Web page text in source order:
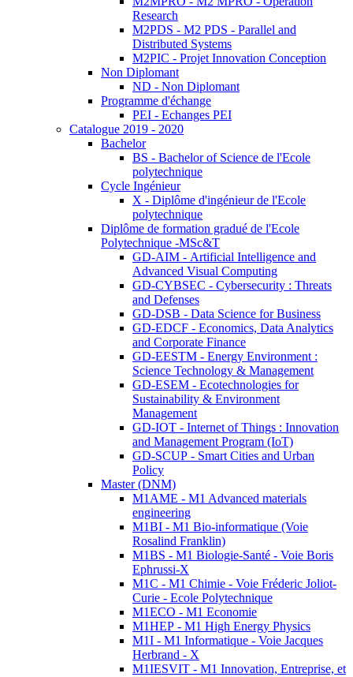
Research
M2PDS - M2 PDS - Parallel and
Distributed Systems
M2PIC - Projet Innovation Conception
Non Diplomant
ND - Non Diplomant
Programme d'échange
PEI - Echanges PEI
Catalogue 2019 - 2020
Bachelor
BS - Bachelor of Science de l'Ecole
polytechnique
Cycle Ingénieur
X - Diplôme d'ingénieur de l'Ecole
polytechnique
Diplôme de formation gradué de l'Ecole
Polytechnique -MSc&T
GD-AIM - Artificial Intelligence and
Advanced Visual Computing
GD-CYBSEC - Cybersecurity : Threats
and Defenses
GD-DSB - Data Science for Business
GD-EDCF - Economics, Data Analytics
and Corporate Finance
GD-EESTM - Energy Environment :
Science Technology & Management
GD-ESEM - Ecotechnologies for
Sustainability & Environment
Management
GD-IOT - Internet of Things : Innovation
and Management Program (IoT)
GD-SCUP - Smart Cities and Urban
Policy
Master (DNM)
M1AME - M1 Advanced materials
engineering
M1BI - M1 Bio-informatique (Voie
Rosalind Franklin)
M1BS - M1 Biologie-Santé - Voie Boris
Ephrussi-X
M1C - M1 Chimie - Voie Fréderic Joliot-
Curie - Ecole Polytechnique
M1ECO - M1 Economie
M1HEP - M1 High Energy Physics
M1I - M1 Informatique - Voie Jacques
Herbrand - X
M1IESVIT - M1 Innovation, Entreprise, et